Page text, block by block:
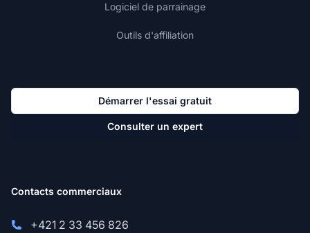
Logiciel de parrainage
Outils d'affiliation
Démarrer l'essai gratuit
Consulter un expert
Contacts commerciaux
+421 2 33 456 826